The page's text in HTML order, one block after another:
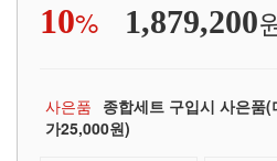
10% 1,879,200
종합세트 구입시 사은품
가25,000원)